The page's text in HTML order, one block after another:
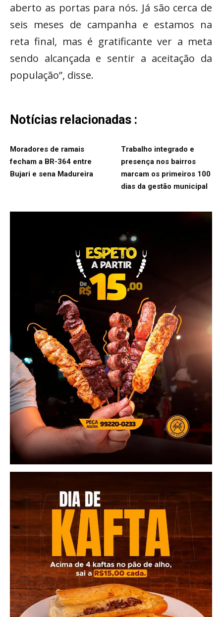
aberto as portas para nós. Já são cerca de
seis meses de campanha e estamos na
reta final, mas é gratificante ver a meta
sendo alcançada e sentir a aceitação da
população”, disse.
Notícias relacionadas :
Moradores de ramais
fecham a BR-364 entre
Bujari e sena Madureira
Trabalho integrado e
presença nos bairros
marcam os primeiros 100
dias da gestão municipal